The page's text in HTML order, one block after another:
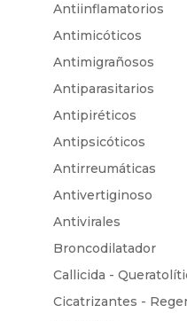
Antiinflamatorios
Antimicóticos
Antimigrañosos
Antiparasitarios
Antipiréticos
Antipsicóticos
Antirreumáticas
Antivertiginoso
Antivirales
Broncodilatador
Callicida -
Cicatrizantes -